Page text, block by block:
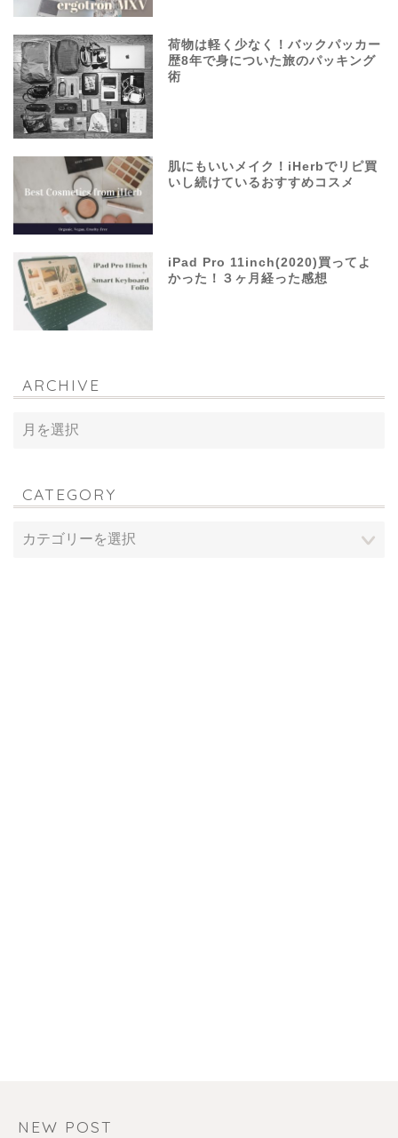
荷物は軽く少なく！バックパッカー
歴8年で身についた旅のパッキング
術
肌にもいいメイク！iHerbでリピ買
いし続けているおすすめコスメ
iPad Pro 11inch(2020)買ってよ
かった！３ヶ月経った感想
ARCHIVE
CATEGORY
NEW POST